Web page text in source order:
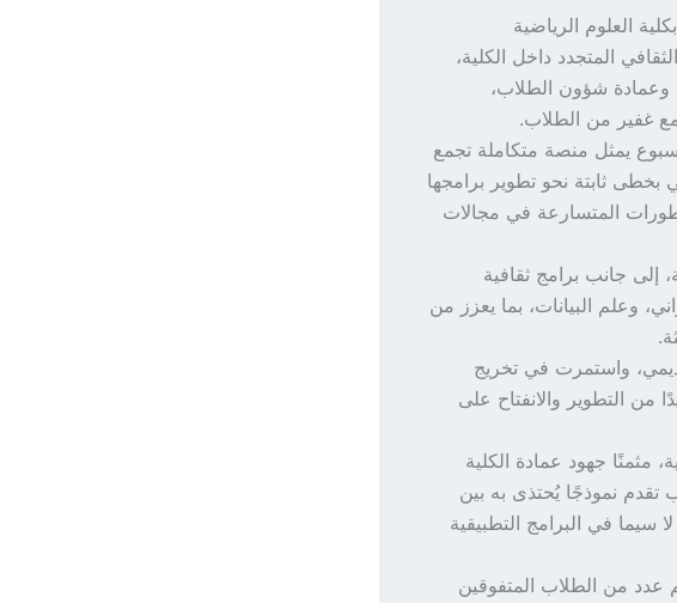
العلوم الرياضية
المتجدد داخل الكلية،
وعمادة شؤون الطلاب،
غفير من الطلاب.
يمثل منصة متكاملة تجمع
بخطى ثابتة نحو تطوير برامجها
المتسارعة في مجالات
جانب برامج ثقافية
وعلم البيانات، بما يعزز من
واستمرت في تخريج
من التطوير والانفتاح على
مثمنًا جهود عمادة الكلية
تقدم نموذجًا يُحتذى به بين
سيما في البرامج التطبيقية
عدد من الطلاب المتفوقين